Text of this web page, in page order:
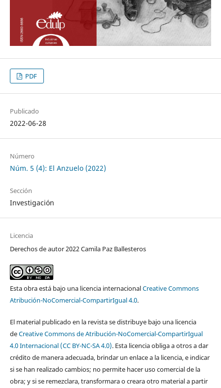
PDF
Publicado
2022-06-28
Número
Núm. 5 (4): El Anzuelo (2022)
Sección
Investigación
Licencia
Derechos de autor 2022 Camila Paz Ballesteros
Esta obra está bajo una licencia internacionalCreative Commons
Atribución-NoComercial-CompartirIgual 4.0.
El material publicado en la revista se distribuye bajo una licencia
deCreative Commons de Atribución-NoComercial-CompartirIgual
4.0 Internacional (CC BY-NC-SA 4.0). Esta licencia obliga a otros a dar
crédito de manera adecuada, brindar un enlace a la licencia, e indicar
si se han realizado cambios; no permite hacer uso comercial de la
obra; y si se remezclara, transformara o creara otro material a partir